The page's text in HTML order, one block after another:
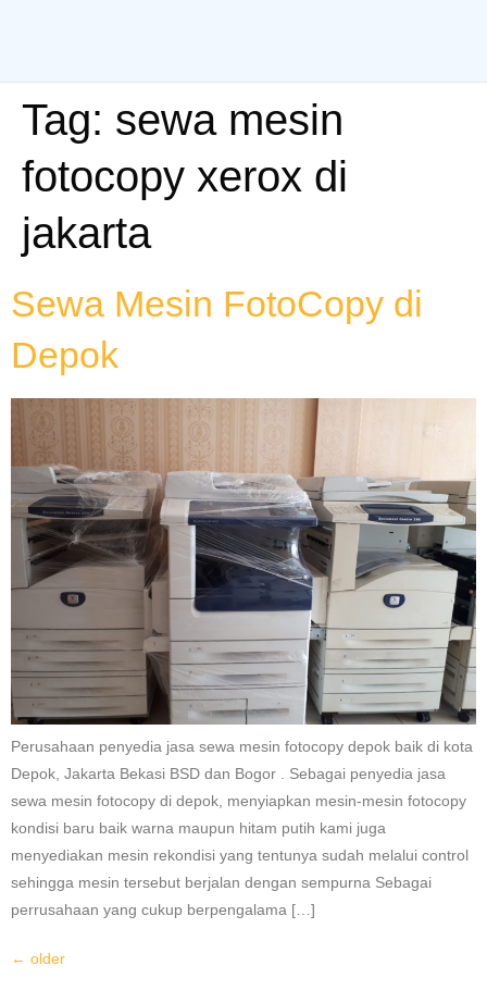
Tag: sewa mesin
fotocopy xerox di
jakarta
Sewa Mesin FotoCopy di
Depok
Perusahaan penyedia jasa sewa mesin fotocopy depok baik di kota
Depok, Jakarta Bekasi BSD dan Bogor . Sebagai penyedia jasa
sewa mesin fotocopy di depok, menyiapkan mesin-mesin fotocopy
kondisi baru baik warna maupun hitam putih kami juga
menyediakan mesin rekondisi yang tentunya sudah melalui control
sehingga mesin tersebut berjalan dengan sempurna Sebagai
perrusahaan yang cukup berpengalama […]
← older